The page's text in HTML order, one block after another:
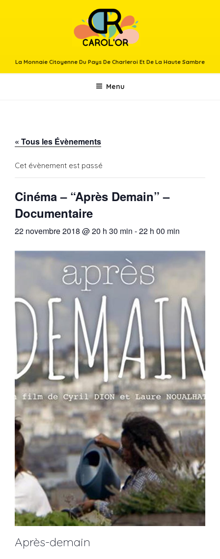
La Monnaie Citoyenne Du Pays De Charleroi Et De La Haute Sambre
Menu
« Tous les Évènements
Cet évènement est passé
Cinéma – “Après Demain” –
Documentaire
22 novembre 2018 @ 20 h 30 min -22 h 00 min
Après-demain